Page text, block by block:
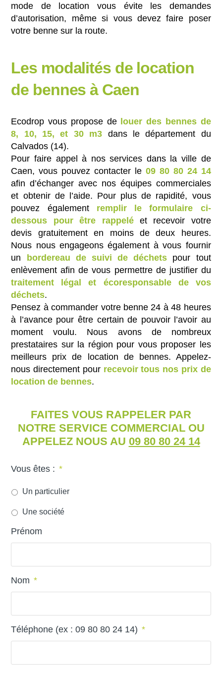
mode de location vous évite les demandes
d’autorisation, même si vous devez faire poser
votre benne sur la route.
Les modalités de location
de bennes à Caen
Ecodrop vous propose de louer des bennes de
8, 10, 15, et 30 m3 dans le département du
Calvados (14).
Pour faire appel à nos services dans la ville de
Caen, vous pouvez contacter le 09 80 80 24 14
afin d’échanger avec nos équipes commerciales
et obtenir de l’aide. Pour plus de rapidité, vous
pouvez également remplir le formulaire ci-
dessous pour être rappeléet recevoir votre
devis gratuitement en moins de deux heures.
Nous nous engageons également à vous fournir
un bordereau de suivi de déchets pour tout
enlèvement afin de vous permettre de justifier du
traitement légal et écoresponsable de vos
déchets.
Pensez à commander votre benne 24 à 48 heures
à l’avance pour être certain de pouvoir l’avoir au
moment voulu. Nous avons de nombreux
prestataires sur la région pour vous proposer les
meilleurs prix de location de bennes. Appelez-
nous directement pour recevoir tous nos prix de
location de bennes.
FAITES VOUS RAPPELER PAR
NOTRE SERVICE COMMERCIAL OU
APPELEZ NOUS AU 09 80 80 24 14
Vous êtes : *
Un particulier
Une société
Prénom
Nom *
Téléphone (ex : 09 80 80 24 14) *